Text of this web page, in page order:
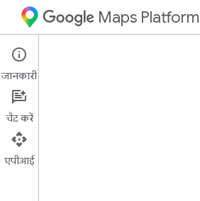
Maps Platform
Web Services
गाइड
जानकारी
चैट करें
एपीआई